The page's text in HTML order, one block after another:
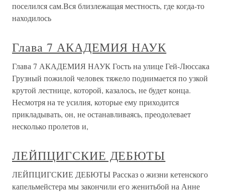
поселился сам.Вся близлежащая местность, где когда-то
находилось
Глава 7 АКАДЕМИЯ НАУК
Глава 7 АКАДЕМИЯ НАУК Гость на улице Гей-Люссака
Грузный пожилой человек тяжело поднимается по узкой
крутой лестнице, которой, казалось, не будет конца.
Несмотря на те усилия, которые ему приходится
прикладывать, он, не останавливаясь, преодолевает
несколько пролетов и,
ЛЕЙПЦИГСКИЕ ДЕБЮТЫ
ЛЕЙПЦИГСКИЕ ДЕБЮТЫ Рассказ о жизни кетенского
капельмейстера мы закончили его женитьбой на Анне